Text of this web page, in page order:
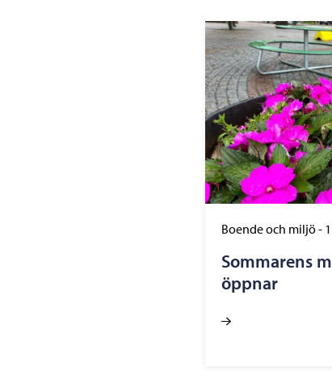
Boende och miljö-
Sommarens
öppnar